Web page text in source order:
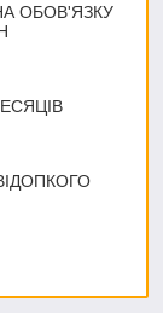
ОБОВ'ЯЗКУ